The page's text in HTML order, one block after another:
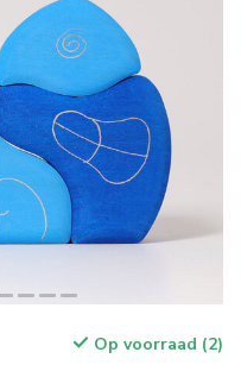
Op voorraad (2)